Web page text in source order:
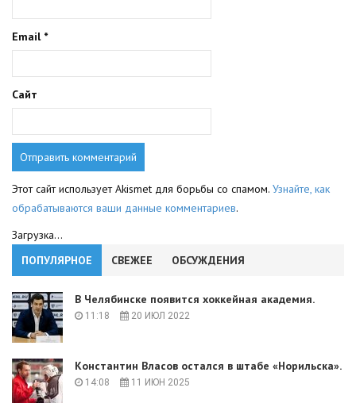
Email *
Сайт
Этот сайт использует Akismet для борьбы со спамом. Узнайте, как
обрабатываются ваши данные комментариев.
Загрузка...
ПОПУЛЯРНОЕ
СВЕЖЕЕ ОБСУЖДЕНИЯ
В Челябинске появится хоккейная академия.
11:18 20 ИЮЛ 2022
Константин Власов остался в штабе «Норильска».
14:08 11 ИЮН 2025